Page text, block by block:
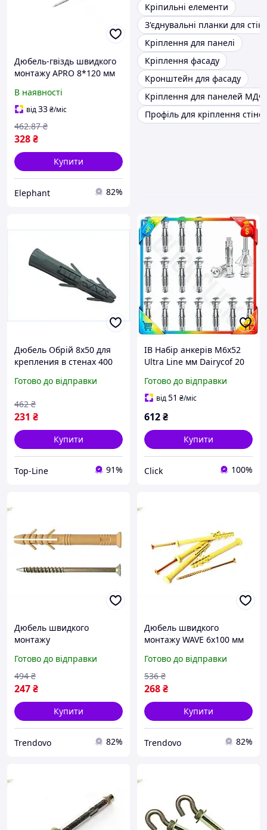
Дюбель-гвіздь швидкого
монтажу APRO 8*120 мм
стін кріпильний елемент
для монтажу EPT
В наявності
від33₴/міс
328₴
462.87 ₴
Купити
Elephant 82%
Кріпильні елементи
З'єднувальні планки для
Кріплення для панелі
Кріплення фасаду
Кронштейн для фасаду
Кріплення для панелей МДФ
Профіль для кріплення
Дюбель Обрій 8x50 для
крепления в стенах 400
крепежный элемент
Готово до відправки
231 ₴
462 ₴
Купити
Top-Line 91%
ІВ Набір анкерів M6x52
Ultra Line мм Dairycof 20
гіпсокартону ЕMN_PS
Готово до відправки
від51 ₴/міс
612₴
Купити
Click 100%
Дюбель швидкого
монтажу
металевим шурупом
8x120 для кріплення в
стінах 50шт
Готово до відправки
247₴
494 ₴
Купити
Trendovo 82%
Дюбель швидкого
монтажу WAVE 6х100 мм
100 шт. упаковка
Готово до відправки
268₴
536 ₴
Купити
Trendovo 82%